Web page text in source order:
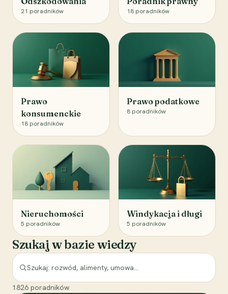
21 poradników 18 poradników
Prawo
konsumenckie
18 poradników
Prawo podatkowe
8 poradników
Nieruchomości
5 poradników
Windykacja i długi
5 poradników
Szukaj w bazie wiedzy
1826 poradników